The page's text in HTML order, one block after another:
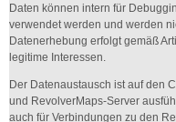
Daten können intern für
verwendet werden und werden
Datenerhebung erfolgt gemäß
legitime Interessen.
Der Datenaustausch ist auf den
und RevolverMaps-Server
auch für Verbindungen zu den